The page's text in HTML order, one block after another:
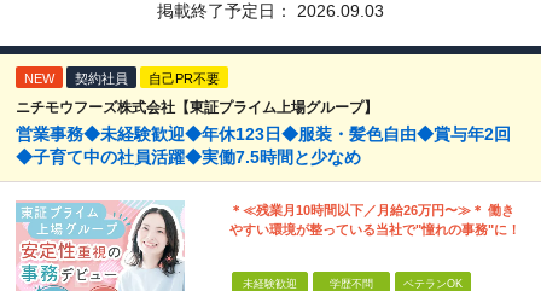
掲載終了予定日： 2026.09.03
NEW 契約社員 自己PR不要
ニチモウフーズ株式会社【東証プライム上場グループ】
営業事務◆未経験歓迎◆年休123日◆服装・髪色自由◆賞与年2回
◆子育て中の社員活躍◆実働7.5時間と少なめ
＊≪残業月10時間以下／月給26万円〜≫＊ 働き
やすい環境が整っている当社で"憧れの事務"に！
未経験歓迎 学歴不問 ベテランOK